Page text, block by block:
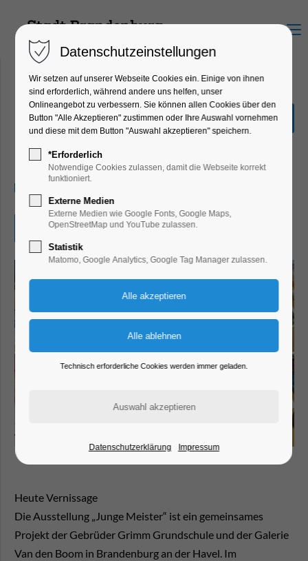
Menu
Galerie van den Boom -
Junge Meister
Ausstellung, Kunst
Eintritt frei
Heute Vernissage
Die Ausstellung „Junge Meister“ ist ein gemeinsames
Projekt der Gebrüder Grimm Grundschule und der Galerie
Van den Boom in Brandenburg an der Havel. Im
Datenschutzeinstellungen
Wir setzen auf unserer Webseite Cookies ein. Einige von ihnen
sind erforderlich, während andere uns helfen, unser
Onlineangebot zu verbessern. Sie können allen Cookies über den
Button "Alle Akzeptieren" zustimmen oder Ihre Auswahl vornehmen
und diese mit dem Button "Auswahl akzeptieren" speichern.
*Erforderlich
Notwendige Cookies zulassen, damit die Webseite korrekt
funktioniert.
Externe Medien
Externe Medien wie Google Fonts, Google Maps,
OpenStreetMap und YouTube zulassen.
Statistik
Matomo, Google Analytics, Google Tag Manager zulassen.
Technisch erforderliche Cookies werden immer geladen.
Datenschutzerklärung Impressum